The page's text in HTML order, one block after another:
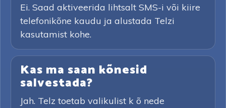
Ei. Saad aktiveerida lihtsalt SMS-i või kiire
telefonikõne kaudu ja alustada Telzi
kasutamist kohe.
Kas ma saan kõnesid
salvestada?
Jah. Telz toetab valikulist k õ nede